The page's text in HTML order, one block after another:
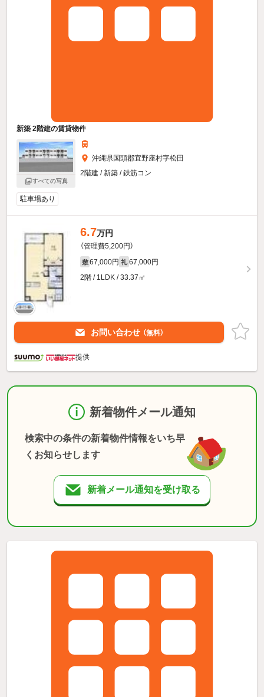
新築 2階建の賃貸物件
すべての写真
沖縄県国頭郡宜野座村字松田
2階建 / 新築 / 鉄筋コン
駐車場あり
6.7万円
（管理費5,200円）
敷 67,000円 礼 67,000円
2階 / 1LDK / 33.37㎡
お問い合わせ （無料）
提供
新着物件メール通知
検索中の条件の新着物件情報をいち早
くお知らせします
新着メール通知を受け取る